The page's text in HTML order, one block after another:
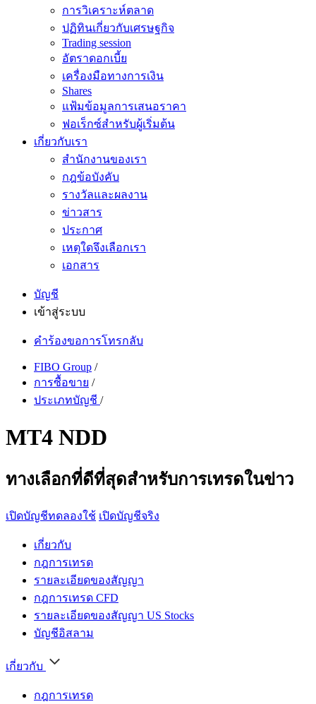
การวิเคราะห์ตลาด
ปฏิทินเกี่ยวกับเศรษฐกิจ
Trading session
อัตราดอกเบี้ย
เครื่องมือทางการเงิน
Shares
แฟ้มข้อมูลการเสนอราคา
ฟอเร็กซ์สำหรับผู้เริ่มต้น
เกี่ยวกับเรา
สำนักงานของเรา
กฎข้อบังคับ
รางวัลและผลงาน
ข่าวสาร
ประกาศ
เหตุใดจึงเลือกเรา
เอกสาร
บัญชี
เข้าสู่ระบบ
คำร้องขอการโทรกลับ
FIBO Group /
การซื้อขาย /
ประเภทบัญชี /
MT4 NDD
ทางเลือกที่ดีที่สุดสำหรับการเทรดในข่าว
เปิดบัญชีทดลองใช้ เปิดบัญชีจริง
เกี่ยวกับ
กฎการเทรด
รายละเอียดของสัญญา
กฎการเทรด CFD
รายละเอียดของสัญญา US Stocks
บัญชีอิสลาม
เกี่ยวกับ
กฎการเทรด